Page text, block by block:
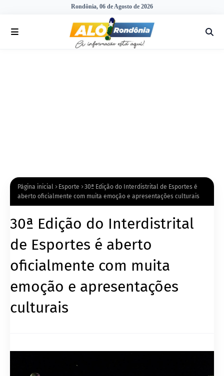
Rondônia, 06 de Agosto de 2026
Página inicial Esporte
30ª Edição do Interdistrital de Esportes é
aberto oficialmente com muita emoção e apresentações culturais
30ª Edição do Interdistrital
de Esportes é aberto
oficialmente com muita
emoção e apresentações
culturais